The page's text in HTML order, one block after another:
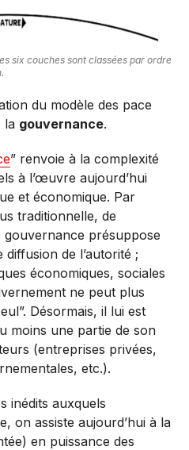
six couches sont classées par ordre
du modèle des pace
la gouvernance.
” renvoie à la complexité
à l’œuvre aujourd’hui
et économique. Par
traditionnelle, de
gouvernance présuppose
de l’autorité ;
économiques, sociales
ne peut plus
Désormais, il lui est
moins une partie de son
(entreprises privées,
etc.).
inédits auxquels
on assiste aujourd’hui à la
en puissance des